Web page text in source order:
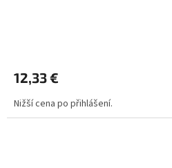
12,33 €
Nižší cena po přihlášení.